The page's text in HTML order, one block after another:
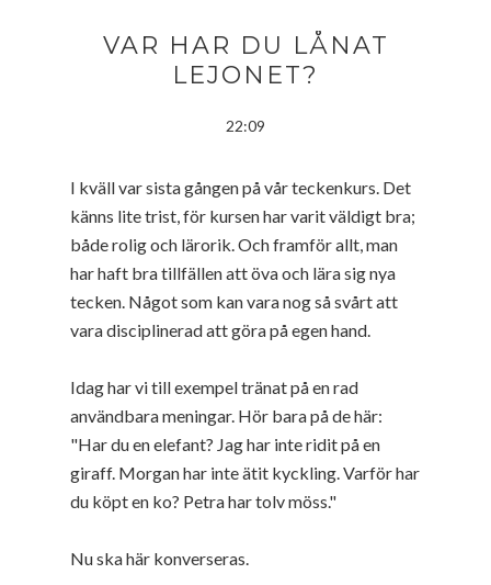
VAR HAR DU LÅNAT
LEJONET?
22:09
I kväll var sista gången på vår teckenkurs. Det
känns lite trist, för kursen har varit väldigt bra;
både rolig och lärorik. Och framför allt, man
har haft bra tillfällen att öva och lära sig nya
tecken. Något som kan vara nog så svårt att
vara disciplinerad att göra på egen hand.
Idag har vi till exempel tränat på en rad
användbara meningar. Hör bara på de här:
"Har du en elefant? Jag har inte ridit på en
giraff. Morgan har inte ätit kyckling. Varför har
du köpt en ko? Petra har tolv möss."
Nu ska här konverseras.